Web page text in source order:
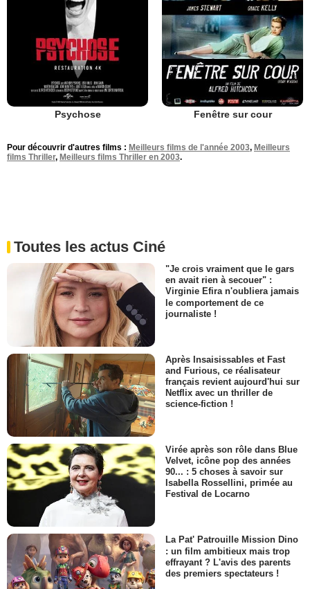
Psychose Fenêtre sur cour
Pour découvrir d'autres films : Meilleurs films de l'année 2003, Meilleurs
films Thriller, Meilleurs films Thriller en 2003.
Toutes les actus Ciné
"Je crois vraiment que le gars
en avait rien à secouer" :
Virginie Efira n'oubliera jamais
le comportement de ce
journaliste !
Après Insaisissables et Fast
and Furious, ce réalisateur
français revient aujourd'hui sur
Netflix avec un thriller de
science-fiction !
Virée après son rôle dans Blue
Velvet, icône pop des années
90... : 5 choses à savoir sur
Isabella Rossellini, primée au
Festival de Locarno
La Pat' Patrouille Mission Dino
: un film ambitieux mais trop
effrayant ? L'avis des parents
des premiers spectateurs !